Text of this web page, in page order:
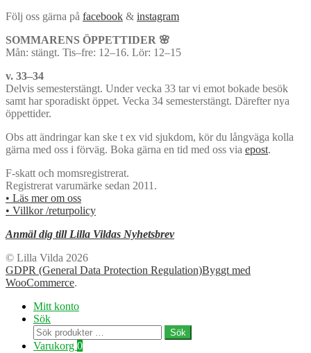
Följ oss gärna på facebook & instagram
SOMMARENS ÖPPETTIDER 🌸
Mån: stängt. Tis–fre: 12–16. Lör: 12–15
v. 33–34
Delvis semesterstängt. Under vecka 33 tar vi emot bokade besök
samt har sporadiskt öppet. Vecka 34 semesterstängt. Därefter nya
öppettider.
Obs att ändringar kan ske t ex vid sjukdom, kör du långväga kolla
gärna med oss i förväg. Boka gärna en tid med oss via epost.
F-skatt och momsregistrerat.
Registrerat varumärke sedan 2011.
• Läs mer om oss
• Villkor /returpolicy
Anmäl dig till Lilla Vildas Nyhetsbrev
© Lilla Vilda 2026
GDPR (General Data Protection Regulation)Byggt med
WooCommerce.
Mitt konto
Sök
Sök
efter:
Sök
Varukorg 0